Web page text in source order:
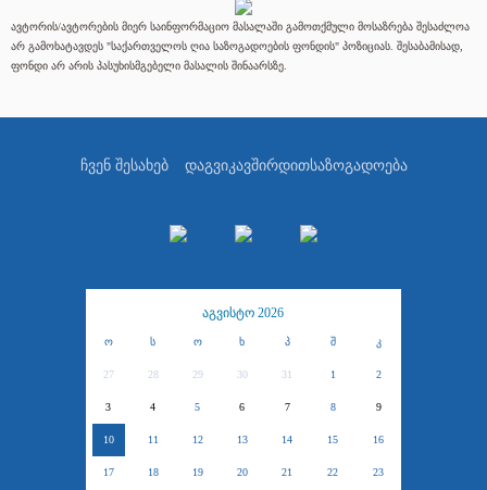
ავტორის/ავტორების მიერ საინფორმაციო მასალაში გამოთქმული მოსაზრება შესაძლოა
არ გამოხატავდეს "საქართველოს ღია საზოგადოების ფონდის" პოზიციას. შესაბამისად,
ფონდი არ არის პასუხისმგებელი მასალის შინაარსზე.
ჩვენ შესახებ დაგვიკავშირდითსაზოგადოება
აგვისტო 2026
ო ს ო ხ პ შ კ
27 28 29 30 31 1 2
3 4 5 6 7 8 9
10 11 12 13 14 15 16
17 18 19 20 21 22 23